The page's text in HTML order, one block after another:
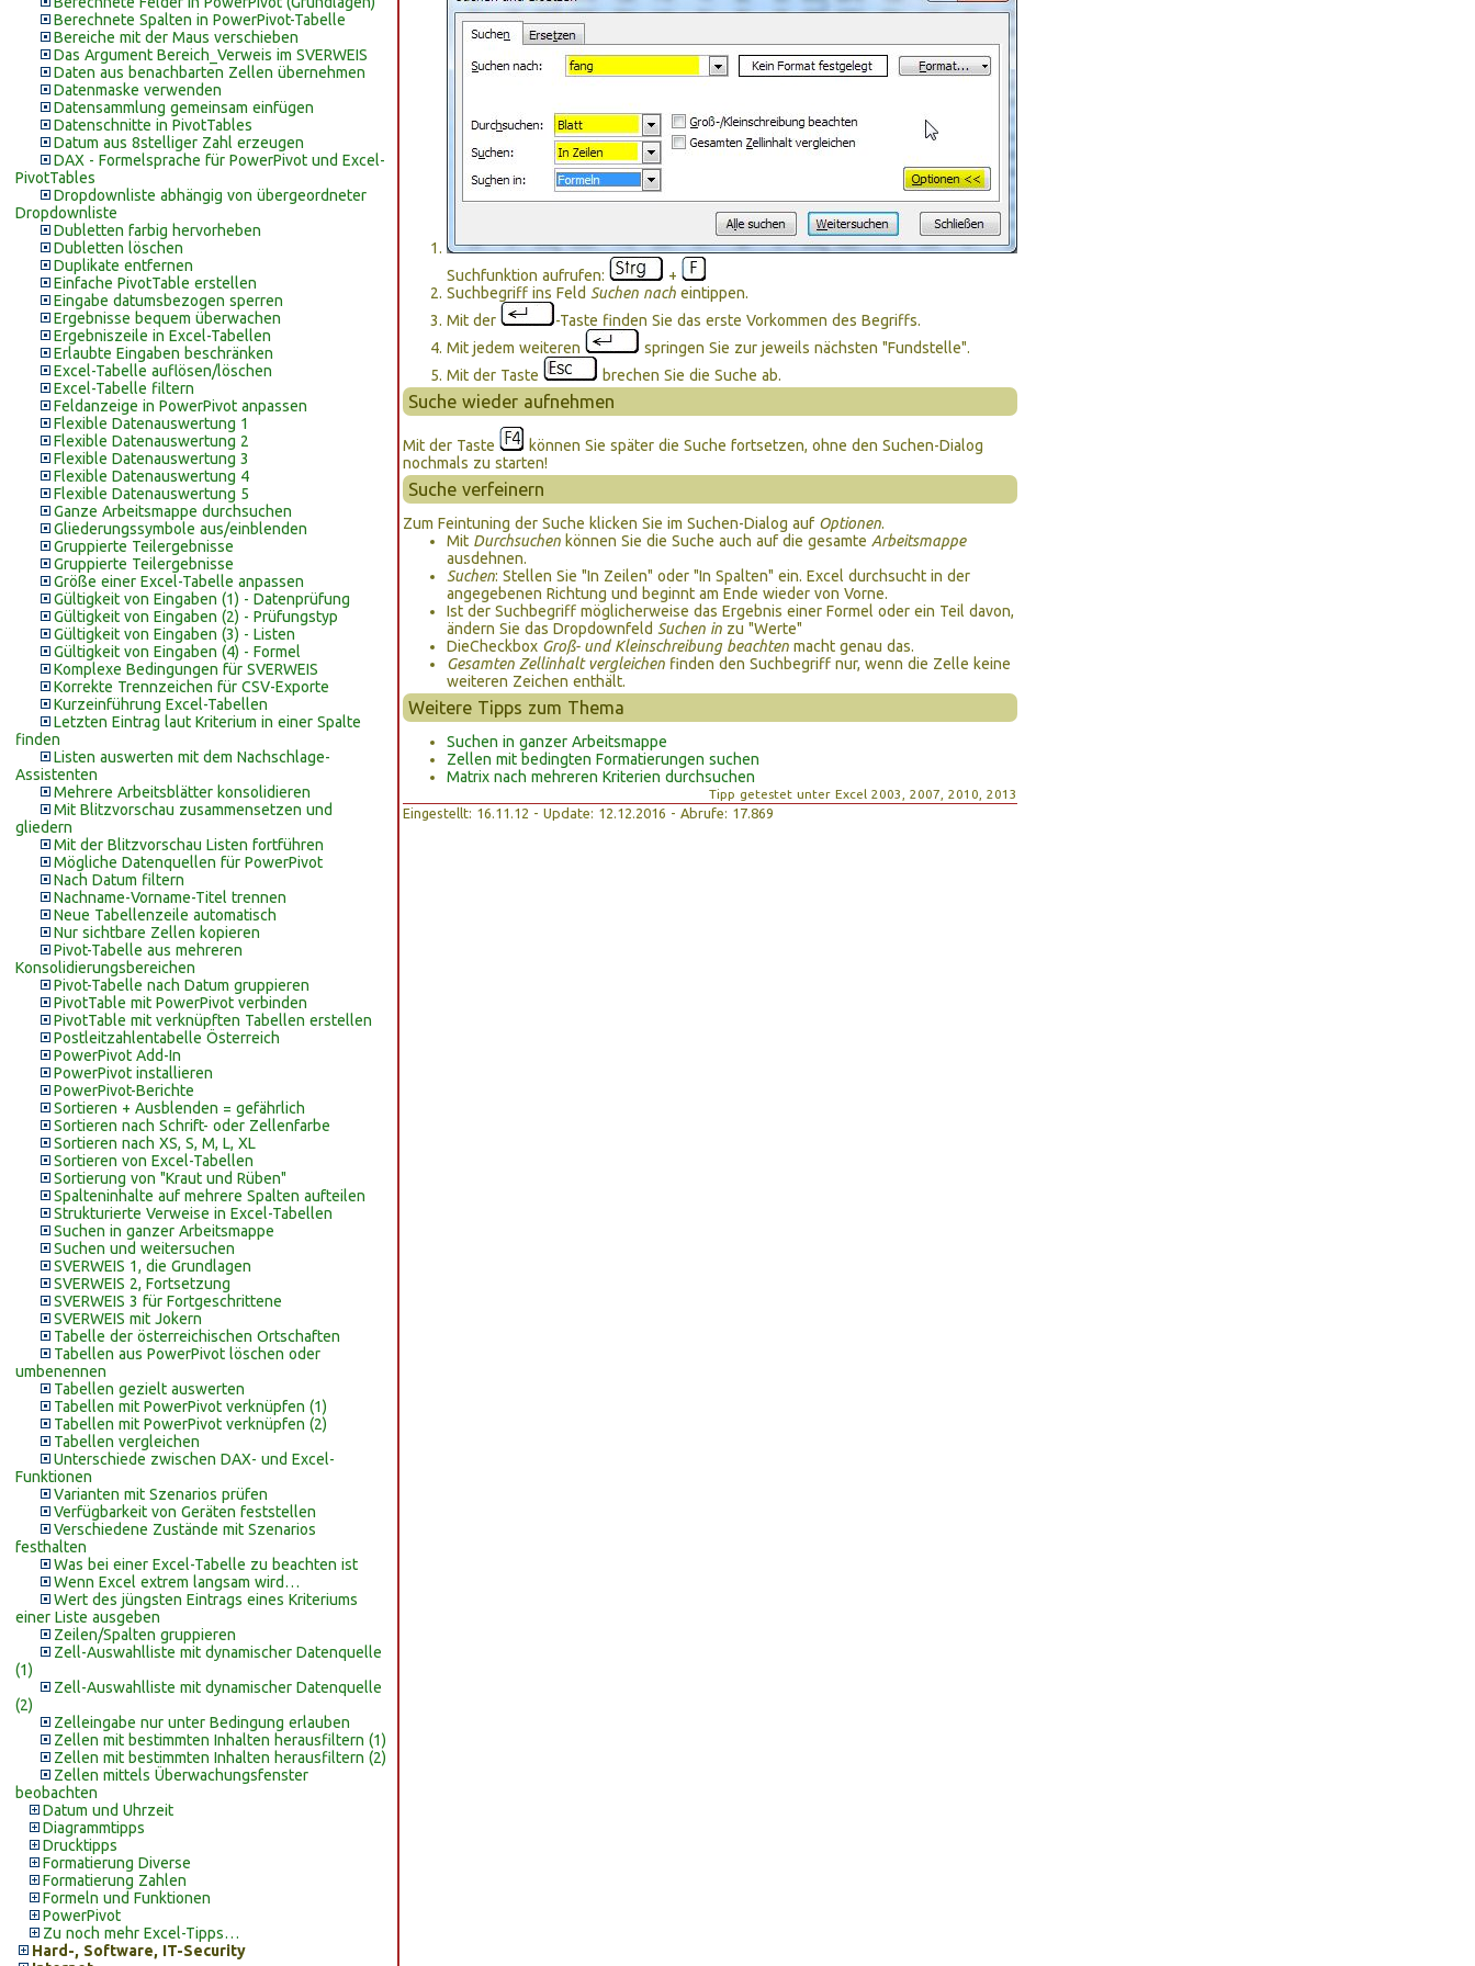
Berechnete Spalten in PowerPivot-Tabelle
Bereiche mit der Maus verschieben
Das Argument Bereich_Verweis im SVERWEIS
Daten aus benachbarten Zellen übernehmen
Datenmaske verwenden
Datensammlung gemeinsam einfügen
Datenschnitte in PivotTables
Datum aus 8stelliger Zahl erzeugen
DAX - Formelsprache für PowerPivot und Excel-
PivotTables
Dropdownliste abhängig von übergeordneter
Dropdownliste
Dubletten farbig hervorheben
Dubletten löschen
Duplikate entfernen
Einfache PivotTable erstellen
Eingabe datumsbezogen sperren
Ergebnisse bequem überwachen
Ergebniszeile in Excel-Tabellen
Erlaubte Eingaben beschränken
Excel-Tabelle auflösen/löschen
Excel-Tabelle filtern
Feldanzeige in PowerPivot anpassen
Flexible Datenauswertung 1
Flexible Datenauswertung 2
Flexible Datenauswertung 3
Flexible Datenauswertung 4
Flexible Datenauswertung 5
Ganze Arbeitsmappe durchsuchen
Gliederungssymbole aus/einblenden
Gruppierte Teilergebnisse
Gruppierte Teilergebnisse
Größe einer Excel-Tabelle anpassen
Gültigkeit von Eingaben (1) - Datenprüfung
Gültigkeit von Eingaben (2) - Prüfungstyp
Gültigkeit von Eingaben (3) - Listen
Gültigkeit von Eingaben (4) - Formel
Komplexe Bedingungen für SVERWEIS
Korrekte Trennzeichen für CSV-Exporte
Kurzeinführung Excel-Tabellen
Letzten Eintrag laut Kriterium in einer Spalte
finden
Listen auswerten mit dem Nachschlage-
Assistenten
Mehrere Arbeitsblätter konsolidieren
Mit Blitzvorschau zusammensetzen und
gliedern
Mit der Blitzvorschau Listen fortführen
Mögliche Datenquellen für PowerPivot
Nach Datum filtern
Nachname-Vorname-Titel trennen
Neue Tabellenzeile automatisch
Nur sichtbare Zellen kopieren
Pivot-Tabelle aus mehreren
Konsolidierungsbereichen
Pivot-Tabelle nach Datum gruppieren
PivotTable mit PowerPivot verbinden
PivotTable mit verknüpften Tabellen erstellen
Postleitzahlentabelle Österreich
PowerPivot Add-In
PowerPivot installieren
PowerPivot-Berichte
Sortieren + Ausblenden = gefährlich
Sortieren nach Schrift- oder Zellenfarbe
Sortieren nach XS, S, M, L, XL
Sortieren von Excel-Tabellen
Sortierung von "Kraut und Rüben"
Spalteninhalte auf mehrere Spalten aufteilen
Strukturierte Verweise in Excel-Tabellen
Suchen in ganzer Arbeitsmappe
Suchen und weitersuchen
SVERWEIS 1, die Grundlagen
SVERWEIS 2, Fortsetzung
SVERWEIS 3 für Fortgeschrittene
SVERWEIS mit Jokern
Tabelle der österreichischen Ortschaften
Tabellen aus PowerPivot löschen oder
umbenennen
Tabellen gezielt auswerten
Tabellen mit PowerPivot verknüpfen (1)
Tabellen mit PowerPivot verknüpfen (2)
Tabellen vergleichen
Unterschiede zwischen DAX- und Excel-
Funktionen
Varianten mit Szenarios prüfen
Verfügbarkeit von Geräten feststellen
Verschiedene Zustände mit Szenarios
festhalten
Was bei einer Excel-Tabelle zu beachten ist
Wenn Excel extrem langsam wird…
Wert des jüngsten Eintrags eines Kriteriums
einer Liste ausgeben
Zeilen/Spalten gruppieren
Zell-Auswahlliste mit dynamischer Datenquelle
(1)
Zell-Auswahlliste mit dynamischer Datenquelle
(2)
Zelleingabe nur unter Bedingung erlauben
Zellen mit bestimmten Inhalten herausfiltern (1)
Zellen mit bestimmten Inhalten herausfiltern (2)
Zellen mittels Überwachungsfenster
beobachten
Datum und Uhrzeit
Diagrammtipps
Drucktipps
Formatierung Diverse
Formatierung Zahlen
Formeln und Funktionen
PowerPivot
Zu noch mehr Excel-Tipps…
Hard-, Software, IT-Security
Suchfunktion aufrufen:
+
Suchbegriff ins Feld Suchen nach eintippen.
Mit der
-Taste finden Sie das erste Vorkommen des Begriffs.
Mit jedem weiteren
springen Sie zur jeweils nächsten "Fundstelle".
Mit der Taste
brechen Sie die Suche ab.
Suche wieder aufnehmen
Mit der Taste
können Sie später die Suche fortsetzen, ohne den Suchen-Dialog
nochmals zu starten!
Suche verfeinern
Zum Feintuning der Suche klicken Sie im Suchen-Dialog auf Optionen.
Mit Durchsuchen können Sie die Suche auch auf die gesamte Arbeitsmappe
ausdehnen.
Suchen: Stellen Sie "In Zeilen" oder "In Spalten" ein. Excel durchsucht in der
angegebenen Richtung und beginnt am Ende wieder von Vorne.
Ist der Suchbegriff möglicherweise das Ergebnis einer Formel oder ein Teil davon,
ändern Sie das Dropdownfeld Suchen in zu "Werte"
DieCheckbox Groß- und Kleinschreibung beachten macht genau das.
Gesamten Zellinhalt vergleichen finden den Suchbegriff nur, wenn die Zelle keine
weiteren Zeichen enthält.
Weitere Tipps zum Thema
Suchen in ganzer Arbeitsmappe
Zellen mit bedingten Formatierungen suchen
Matrix nach mehreren Kriterien durchsuchen
Tipp getestet unter Excel 2003, 2007, 2010, 2013
Eingestellt: 16.11.12 - Update: 12.12.2016 - Abrufe: 17.869